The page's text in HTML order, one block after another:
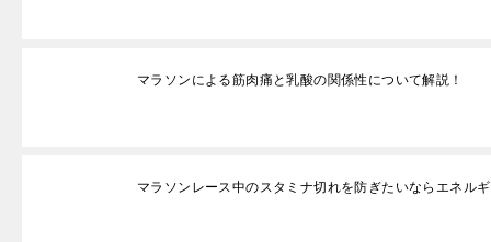
マラソンによる筋肉痛と乳酸の関係性について解説！
マラソンレース中のスタミナ切れを防ぎたいならエネル